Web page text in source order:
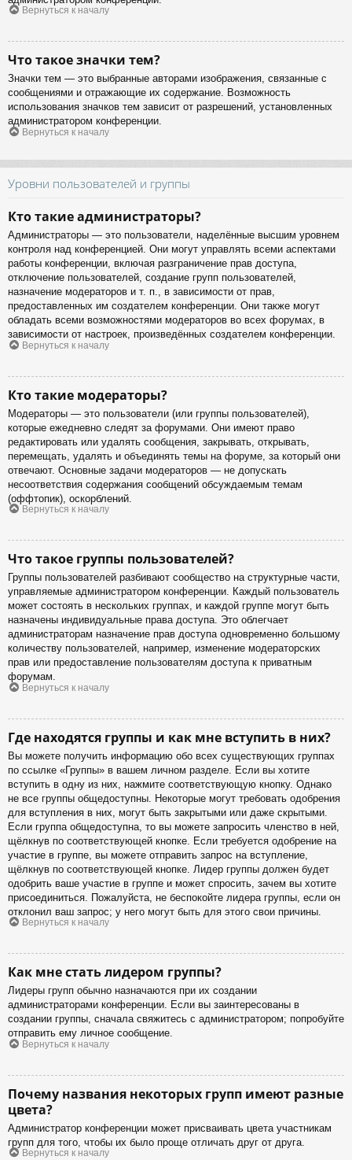
Вернуться к началу
Что такое значки тем?
Значки тем — это выбранные авторами изображения, связанные с
сообщениями и отражающие их содержание. Возможность
использования значков тем зависит от разрешений, установленных
администратором конференции.
Вернуться к началу
Уровни пользователей и группы
Кто такие администраторы?
Администраторы — это пользователи, наделённые высшим уровнем
контроля над конференцией. Они могут управлять всеми аспектами
работы конференции, включая разграничение прав доступа,
отключение пользователей, создание групп пользователей,
назначение модераторов и т. п., в зависимости от прав,
предоставленных им создателем конференции. Они также могут
обладать всеми возможностями модераторов во всех форумах, в
зависимости от настроек, произведённых создателем конференции.
Вернуться к началу
Кто такие модераторы?
Модераторы — это пользователи (или группы пользователей),
которые ежедневно следят за форумами. Они имеют право
редактировать или удалять сообщения, закрывать, открывать,
перемещать, удалять и объединять темы на форуме, за который они
отвечают. Основные задачи модераторов — не допускать
несоответствия содержания сообщений обсуждаемым темам
(оффтопик), оскорблений.
Вернуться к началу
Что такое группы пользователей?
Группы пользователей разбивают сообщество на структурные части,
управляемые администратором конференции. Каждый пользователь
может состоять в нескольких группах, и каждой группе могут быть
назначены индивидуальные права доступа. Это облегчает
администраторам назначение прав доступа одновременно большому
количеству пользователей, например, изменение модераторских
прав или предоставление пользователям доступа к приватным
форумам.
Вернуться к началу
Где находятся группы и как мне вступить в них?
Вы можете получить информацию обо всех существующих группах
по ссылке «Группы» в вашем личном разделе. Если вы хотите
вступить в одну из них, нажмите соответствующую кнопку. Однако
не все группы общедоступны. Некоторые могут требовать одобрения
для вступления в них, могут быть закрытыми или даже скрытыми.
Если группа общедоступна, то вы можете запросить членство в ней,
щёлкнув по соответствующей кнопке. Если требуется одобрение на
участие в группе, вы можете отправить запрос на вступление,
щёлкнув по соответствующей кнопке. Лидер группы должен будет
одобрить ваше участие в группе и может спросить, зачем вы хотите
присоединиться. Пожалуйста, не беспокойте лидера группы, если он
отклонил ваш запрос; у него могут быть для этого свои причины.
Вернуться к началу
Как мне стать лидером группы?
Лидеры групп обычно назначаются при их создании
администраторами конференции. Если вы заинтересованы в
создании группы, сначала свяжитесь с администратором; попробуйте
отправить ему личное сообщение.
Вернуться к началу
Почему названия некоторых групп имеют разные
цвета?
Администратор конференции может присваивать цвета участникам
групп для того, чтобы их было проще отличать друг от друга.
Вернуться к началу